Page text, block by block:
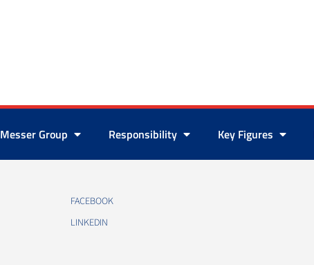
Messer Group Responsibility Key Figures
FACEBOOK
LINKEDIN